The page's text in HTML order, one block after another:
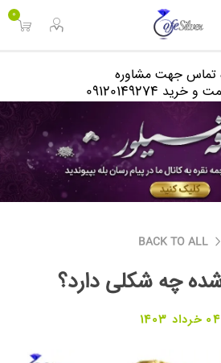
0
تماس جهت مشاوره
09120149274
BACK TO ALL
چه شکلی دارد؟
04 خرداد 1403